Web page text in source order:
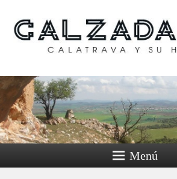
Calzada de
su
Menú